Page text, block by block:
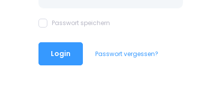
Passwort speichern
Login Passwort vergessen?